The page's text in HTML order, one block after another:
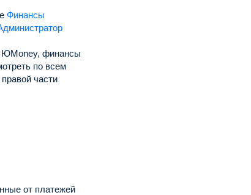
Финансы
ЮMoney, финансы
по всем
части
от платежей